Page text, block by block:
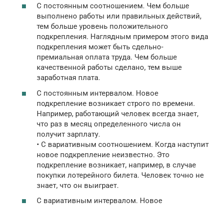
С постоянным соотношением. Чем больше
выполнено работы или правильных действий,
тем больше уровень положительного
подкрепления. Наглядным примером этого вида
подкрепления может быть сдельно-
премиальная оплата труда. Чем больше
качественной работы сделано, тем выше
заработная плата.
С постоянным интервалом. Новое
подкрепление возникает строго по времени.
Например, работающий человек всегда знает,
что раз в месяц определенного числа он
получит зарплату.
• С вариативным соотношением. Когда наступит
новое подкрепление неизвестно. Это
подкрепление возникает, например, в случае
покупки лотерейного билета. Человек точно не
знает, что он выиграет.
С вариативным интервалом. Новое